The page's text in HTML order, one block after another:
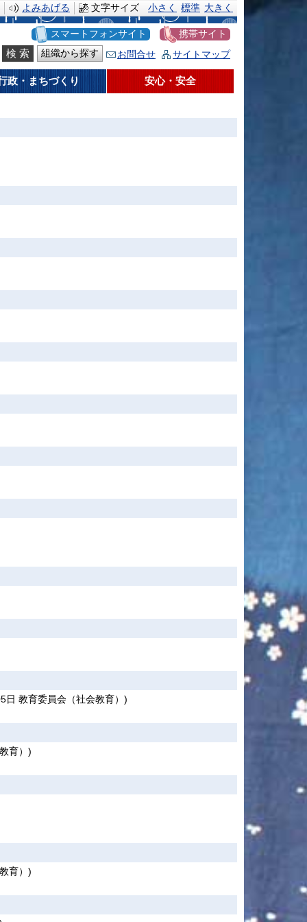
文字サイズ 小さく 標準 大きく
よみあげる
スマートフォンサイト
携帯サイト
組織から探す
お問合せ サイトマップ
政・まちづくり 安心・安全
日 教育委員会（社会教育） )
育） )
育） )